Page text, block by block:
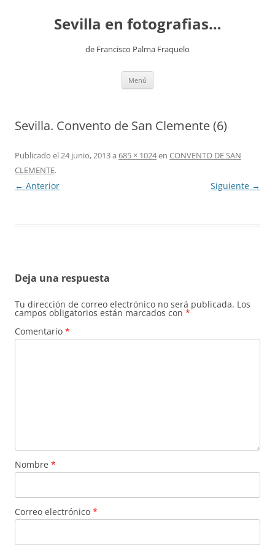
contenidoSevilla en fotografias…
de Francisco Palma Fraquelo
Menú
Sevilla. Convento de San Clemente (6)
Publicado el24 junio, 2013a 685 × 1024en CONVENTO DE SAN
CLEMENTE.
← Anterior Siguiente →
Deja una respuesta
Tu dirección de correo electrónico no será publicada. Los
campos obligatorios están marcados con *
Comentario *
Nombre *
Correo electrónico *